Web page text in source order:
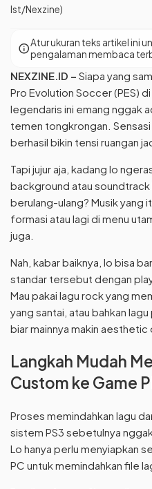
Ist/Nexzine)
infoAtur ukuran teks artikel ini
pengalaman membaca
NEXZINE.ID – Siapa yang
Pro Evolution Soccer (PES)
legendaris ini emang nggak
temen tongkrongan.
berhasil bikin tensi ruangan
Tapi jujur aja, kadang lo
background atau
berulang-ulang? Musik yang
formasi atau lagi di menu
juga.
Nah, kabar baiknya, lo bisa
standar tersebut dengan
Mau pakai lagu rock yang
yang santai, atau bahkan
biar mainnya makin aesthetic
Langkah Mudah
Custom ke Game
Proses memindahkan lagu
sistem PS3 sebetulnya
Lo hanya perlu menyiapkan
PC untuk memindahkan file